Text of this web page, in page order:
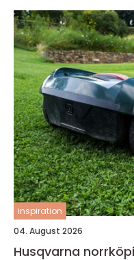
inspiration
04. August 2026
Husqvarna norrköping kunskap,